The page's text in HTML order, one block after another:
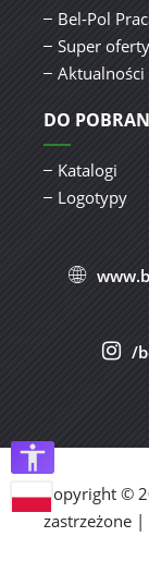
Bel-Pol
Super
DO
Katalogi
Logotypy
/
Copyright ©
zastrzeżone |